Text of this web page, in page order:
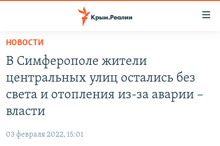
Вернуться
основному
содержанию
Вернутся
главной
Вернутся
НОВОСТИ
СПЕЦПРОЕКТЫ
ИНТЕРАКТИВ
РАДІО СВОБОДА
НОВОСТИ
В Симферополе жители
центральных улиц остались без
света и отопления из-за аварии –
власти
03 февраля 2022, 15:01